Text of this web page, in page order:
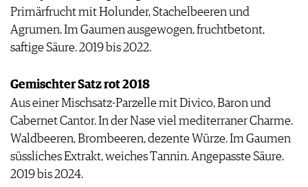
Primärfrucht mit Holunder, Stachelbeeren und
Agrumen. Im Gaumen ausgewogen, fruchtbetont,
saftige Säure. 2019 bis 2022.
Gemischter Satz rot 2018
Aus einer Mischsatz-Parzelle mit Divico, Baron und
Cabernet Cantor. In der Nase viel mediterraner Charme.
Waldbeeren, Brombeeren, dezente Würze. Im Gaumen
süssliches Extrakt, weiches Tannin. Angepasste Säure.
2019 bis 2024.